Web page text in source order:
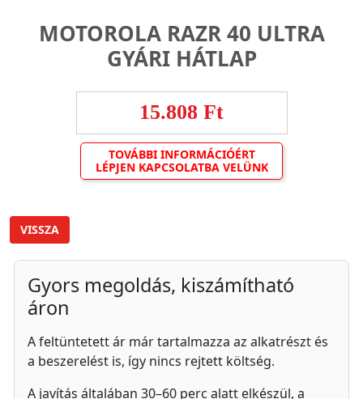
MOTOROLA RAZR 40 ULTRA
GYÁRI HÁTLAP
15.808 Ft
TOVÁBBI INFORMÁCIÓÉRT
LÉPJEN KAPCSOLATBA VELÜNK
VISSZA
Gyors megoldás, kiszámítható
áron
A feltüntetett ár már tartalmazza az alkatrészt és
a beszerelést is, így nincs rejtett költség.
A javítás általában 30–60 perc alatt elkészül, a